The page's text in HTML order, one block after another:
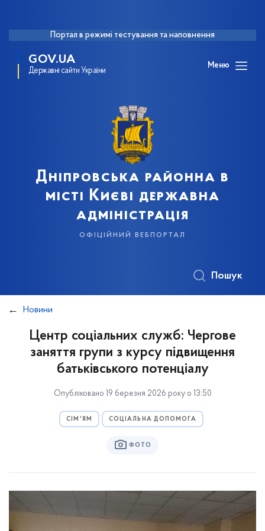
Портал в режимі тестування та наповнення
GOV.UA
Державні сайти України
Меню
Дніпровська районна в
місті Києві державна
адміністрація
офіційний вебпортал
Пошук
Новини
Центр соціальних служб: Чергове
заняття групи з курсу підвищення
батьківського потенціалу
Опубліковано 19 березня 2026 року о 13:50
СІМ'ЯМ СОЦІАЛЬНА ДОПОМОГА
ФОТО